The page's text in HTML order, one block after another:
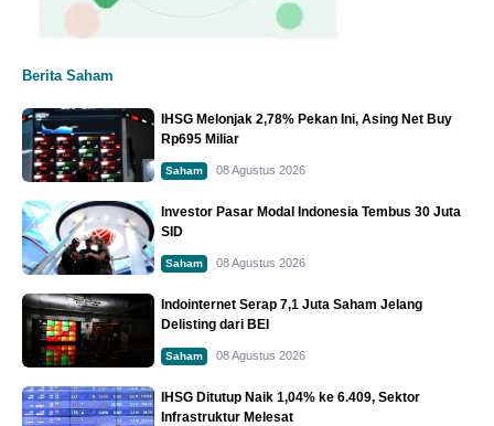
Berita Saham
IHSG Melonjak 2,78% Pekan Ini, Asing Net Buy
Rp695 Miliar
Saham 08 Agustus 2026
Investor Pasar Modal Indonesia Tembus 30 Juta
SID
Saham 08 Agustus 2026
Indointernet Serap 7,1 Juta Saham Jelang
Delisting dari BEI
Saham 08 Agustus 2026
IHSG Ditutup Naik 1,04% ke 6.409, Sektor
Infrastruktur Melesat